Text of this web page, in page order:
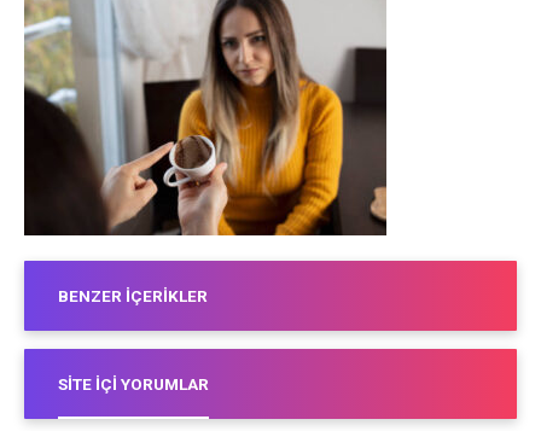
BENZER İÇERIKLER
SITE İÇI YORUMLAR